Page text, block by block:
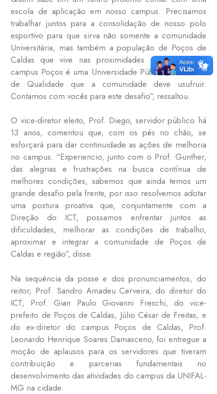
escola de aplicação em nosso campus. Precisamos
trabalhar juntos para a consolidação de nosso polo
esportivo para que sirva não somente a comunidade
Universitária, mas também a população de Poços de
Caldas que vive nas proximidades. A UNIFAL-MG
campus Poços é uma Universidade Pública, Gratuita e
de Qualidade que a comunidade deve usufruir.
Contamos com vocês para este desafio”, ressaltou.
O vice-diretor eleito, Prof. Diego, servidor público há
13 anos, comentou que, com os pés no chão, se
esforçará para dar continuidade as ações de melhoria
no campus. “Experiencio, junto com o Prof. Gunther,
das alegrias e frustrações na busca contínua de
melhores condições, sabemos que ainda temos um
grande desafio pela frente, por isso resolvemos adotar
uma postura proativa que, conjuntamente com a
Direção do ICT, possamos enfrentar juntos as
dificuldades, melhorar as condições de trabalho,
aproximar e integrar a comunidade de Poços de
Caldas e região”, disse.
Na sequência da posse e dos pronunciamentos, do
reitor, Prof. Sandro Amadeu Cerveira, do diretor do
ICT, Prof. Gian Paulo Giovanni Freschi, do vice-
prefeito de Poços de Caldas, Júlio César de Freitas, e
do ex-diretor do campus Poços de Caldas, Prof.
Leonardo Henrique Soares Damasceno, foi entregue a
moção de aplausos para os servidores que tiveram
contribuição e parcerias fundamentais no
desenvolvimento das atividades do campus da UNIFAL-
MG na cidade.